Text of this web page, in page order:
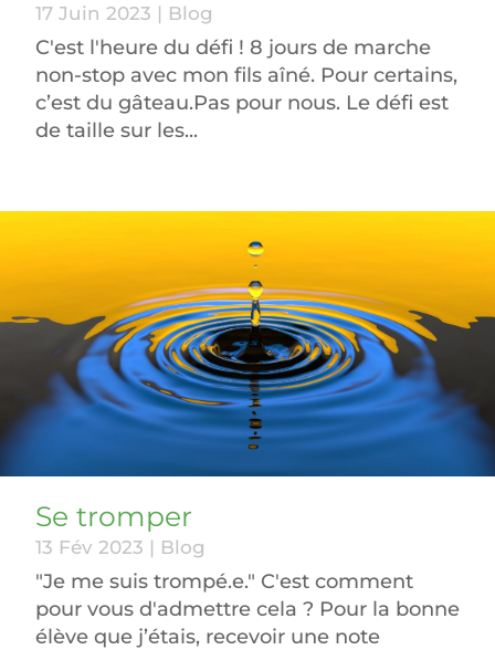
17 Juin 2023 | Blog
C'est l'heure du défi ! 8 jours de marche
non-stop avec mon fils aîné. Pour certains,
c’est du gâteau.Pas pour nous. Le défi est
de taille sur les...
Se tromper
13 Fév 2023 | Blog
"Je me suis trompé.e." C'est comment
pour vous d'admettre cela ? Pour la bonne
élève que j’étais, recevoir une note